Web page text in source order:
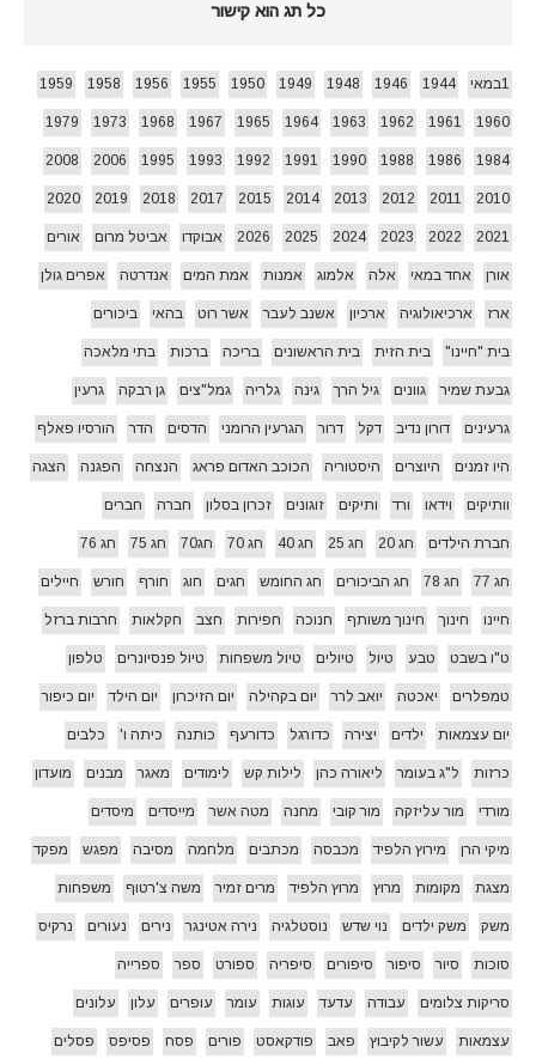
כל תג הוא קישור
1במאי 1944
1946
1948
1949
1950
1955
1956
1958
1959
1960
1961
1962
1963
1964
1965
1967
1968
1973
1979
1984
1986
1988
1990
1991
1992
1993
1995
2006
2008
2010
2011
2012
2013
2014
2015
2017
2018
2019
2020
2021
2022
2023
2024
2025
2026 אבוקדו אביטל מרום אורים
אורן אחד במאי אלה אלמוג אמנות אמת המים אנדרטה אפרים גולן
ארז ארכיאולוגיה ארכיון אשנב לעבר אשר רוט בהאי ביכורים
בית "חיינו" בית הזית בית הראשונים בריכה ברכות בתי מלאכה
גבעת שמיר גוונים גיל הרך גינה גלריה גמל"צים גן רבקה גרעין
גרעינים דורון נדיב דקל דרור הגרעין הרומני הדסים הדר הורסיו פאלף
היו זמנים היוצרים היסטוריה הכוכב האדום פראג הנצחה הפגנה הצגה
וותיקים וידאו ורד ותיקים זוגונים זכרון בסלון חברה חברים
חברת הילדים חג 20 חג 25 חג 40 חג 70 חג70 חג 75 חג 76
חג 77 חג 78 חג הביכורים חג החומש חגים חוג חורף חורש חיילים
חיינו חינוך חינוך משותף חנוכה חפירות חצב חקלאות חרבות ברזל
ט"ו בשבט טבע טיול טיולים טיול משפחות טיול פנסיונרים טלפון
טמפלרים יאכטה יואב לרר יום בקהילה יום הזיכרון יום הילד יום כיפור
יום עצמאות ילדים יצירה כדורגל כדורעף כותנה כיתה ו' כלבים
כרזות ל"ג בעומר ליאורה כהן לילות קש לימודים מאגר מבנים מועדון
מורדי מור עליזקה מור קובי מחנה מטה אשר מייסדים מיסדים
מיקי הרן מירוץ הלפיד מכבסה מכתבים מלחמה מסיבה מפגש מפקד
מצגת מקומות מרוץ מרוץ הלפיד מרים זמיר משה צ'רטוף משפחות
משק משק ילדים נוי שדש נוסטלגיה נירה אטינגר נירים נעורים נרקיס
סוכות סיור סיפור סיפורים סיפריה ספורט ספר ספרייה
סריקות צלומים עבודה עדעד עוגות עומר עופרים עלון עלונים
עצמאות עשור לקיבוץ פאב פודקאסט פורים פסח פסיפס פסלים